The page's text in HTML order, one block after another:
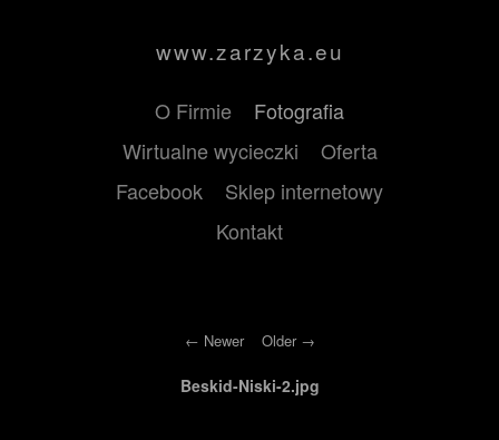
www.zarzyka.eu
O Firmie
Fotografia
Wirtualne wycieczki
Oferta
Facebook
Sklep internetowy
Kontakt
Newer Older
Beskid-Niski-2.jpg